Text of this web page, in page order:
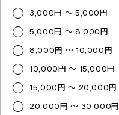
3,000円 ～ 5,000円
5,000円 ～ 8,000円
8,000円 ～ 10,000円
10,000円 ～ 15,000円
15,000円 ～ 20,000円
20,000円 ～ 30,000円